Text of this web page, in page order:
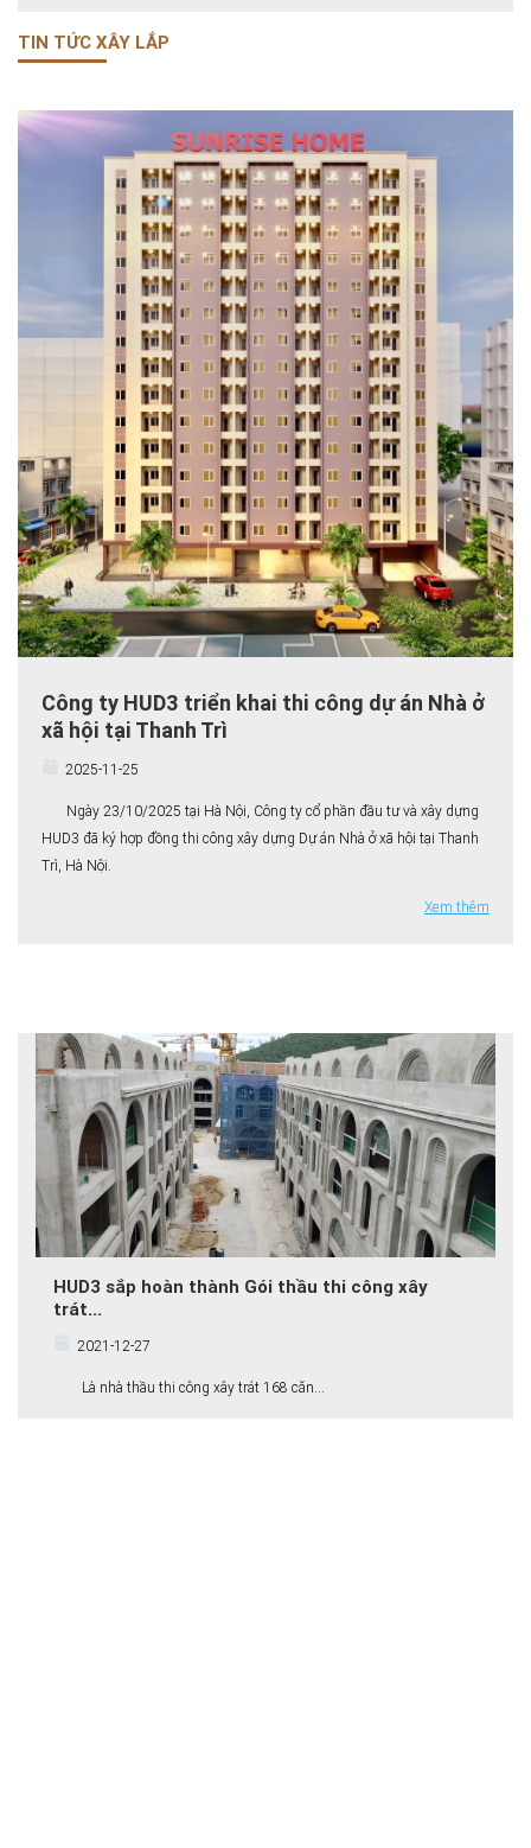
TIN TỨC XÂY LẮP
Công ty HUD3 triển khai thi công dự án Nhà ở
xã hội tại Thanh Trì
2025-11-25
Ngày 23/10/2025 tại Hà Nội, Công ty cổ phần đầu tư và xây dựng
HUD3 đã ký hợp đồng thi công xây dựng Dự án Nhà ở xã hội tại Thanh
Trì, Hà Nội.
Xem thêm
HUD3 sắp hoàn thành Gói thầu thi công xây
trát...
2021-12-27
Là nhà thầu thi công xây trát 168 căn...